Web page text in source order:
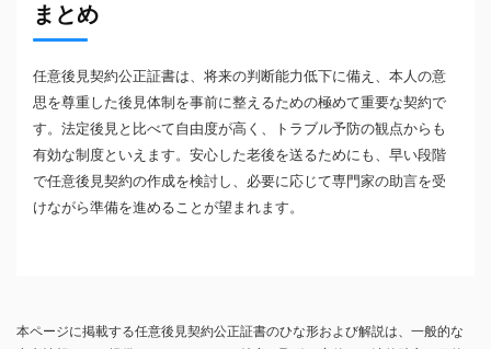
まとめ
任意後見契約公正証書は、将来の判断能力低下に備え、本人の意
思を尊重した後見体制を事前に整えるための極めて重要な契約で
す。法定後見と比べて自由度が高く、トラブル予防の観点からも
有効な制度といえます。安心した老後を送るためにも、早い段階
で任意後見契約の作成を検討し、必要に応じて専門家の助言を受
けながら準備を進めることが望まれます。
本ページに掲載する任意後見契約公正証書のひな形および解説は、一般的な